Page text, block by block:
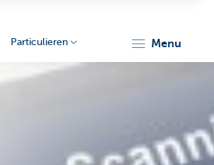
Particulieren menu